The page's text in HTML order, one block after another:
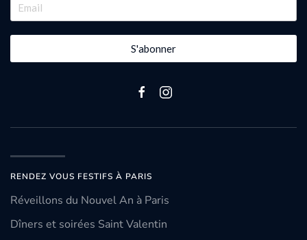
S'abonner
RENDEZ VOUS FESTIFS À PARIS
Réveillons du Nouvel An à Paris
Dîners et soirées Saint Valentin